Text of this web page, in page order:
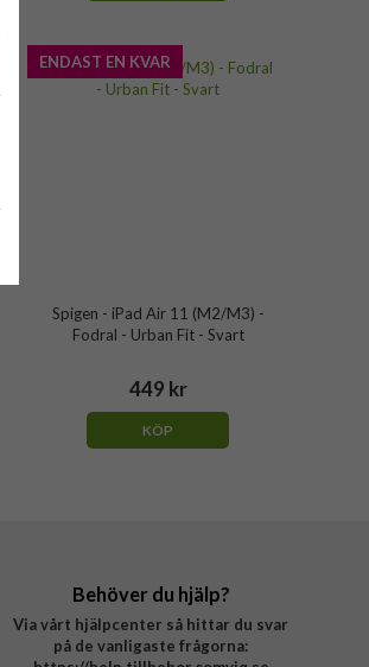
ENDAST EN KVAR
Spigen - iPad Air 11 (M2/M3) -
Fodral - Urban Fit - Svart
449 kr
KÖP
Behöver du hjälp?
Via vårt hjälpcenter så hittar du svar
på de vanligaste frågorna: